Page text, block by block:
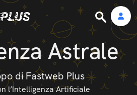
Astrale
di Fastweb Plus
l’Intelligenza Artificiale